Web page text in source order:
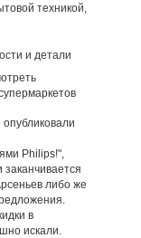
техникой,
и детали
Philips!",
либо же
в
искали.